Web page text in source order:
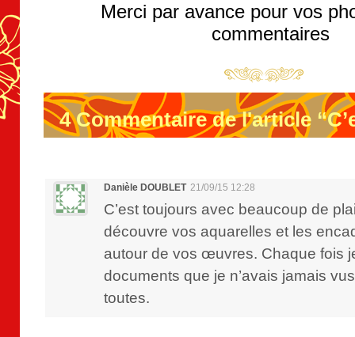
Merci par avance pour vos
commentaires
4Commentaire de l'article
Danièle DOUBLET 21/09/15 12:28
C’est toujours avec beaucoup de
découvre vos aquarelles et les
autour de vos œuvres. Chaque fois
documents que je n’avais jamais
toutes.